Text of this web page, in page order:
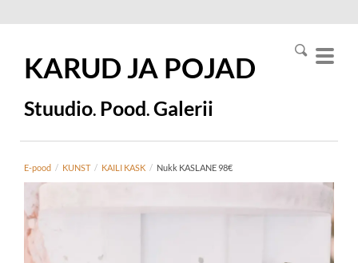
KARUD JA POJAD
Stuudio. Pood. Galerii
E-pood / KUNST / KAILI KASK / Nukk KASLANE 98€